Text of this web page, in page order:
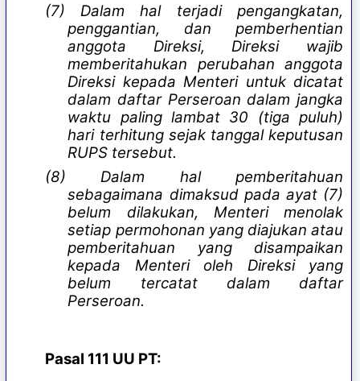
(7) Dalam hal terjadi pengangkatan,
penggantian, dan pemberhentian
anggota Direksi, Direksi wajib
memberitahukan perubahan anggota
Direksi kepada Menteri untuk dicatat
dalam daftar Perseroan dalam jangka
waktu paling lambat 30 (tiga puluh)
hari terhitung sejak tanggal keputusan
RUPS tersebut.
(8) Dalam hal pemberitahuan
sebagaimana dimaksud pada ayat (7)
belum dilakukan, Menteri menolak
setiap permohonan yang diajukan atau
pemberitahuan yang disampaikan
kepada Menteri oleh Direksi yang
belum tercatat dalam daftar
Perseroan.
Pasal 111 UU PT: